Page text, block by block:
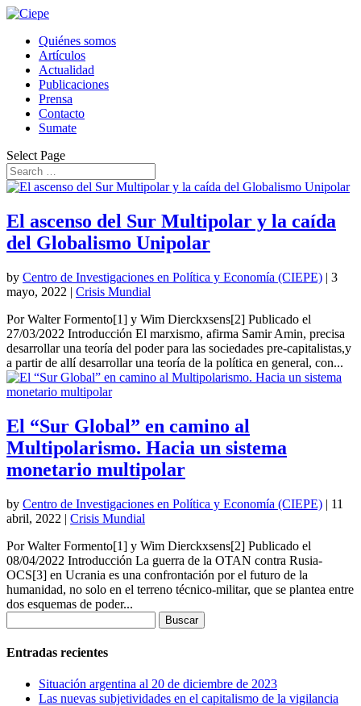
Quiénes somos
Artículos
Actualidad
Publicaciones
Prensa
Contacto
Sumate
Select Page
El ascenso del Sur Multipolar y la caída
del Globalismo Unipolar
by Centro de Investigaciones en Política y Economía (CIEPE) | 3
mayo, 2022 | Crisis Mundial
Por Walter Formento[1] y Wim Dierckxsens[2] Publicado el
27/03/2022 Introducción El marxismo, afirma Samir Amin, precisa
desarrollar una teoría del poder para las sociedades pre-capitalistas,y
a partir de allí desarrollar una teoría de la política en general, con...
El “Sur Global” en camino al
Multipolarismo. Hacia un sistema
monetario multipolar
by Centro de Investigaciones en Política y Economía (CIEPE) | 11
abril, 2022 | Crisis Mundial
Por Walter Formento[1] y Wim Dierckxsens[2] Publicado el
08/04/2022 Introducción La guerra de la OTAN contra Rusia-
OCS[3] en Ucrania es una confrontación por el futuro de la
humanidad, no solo en el terreno técnico-militar, que se plantea entre
dos esquemas de poder...
Entradas recientes
Situación argentina al 20 de diciembre de 2023
Las nuevas subjetividades en el capitalismo de la vigilancia